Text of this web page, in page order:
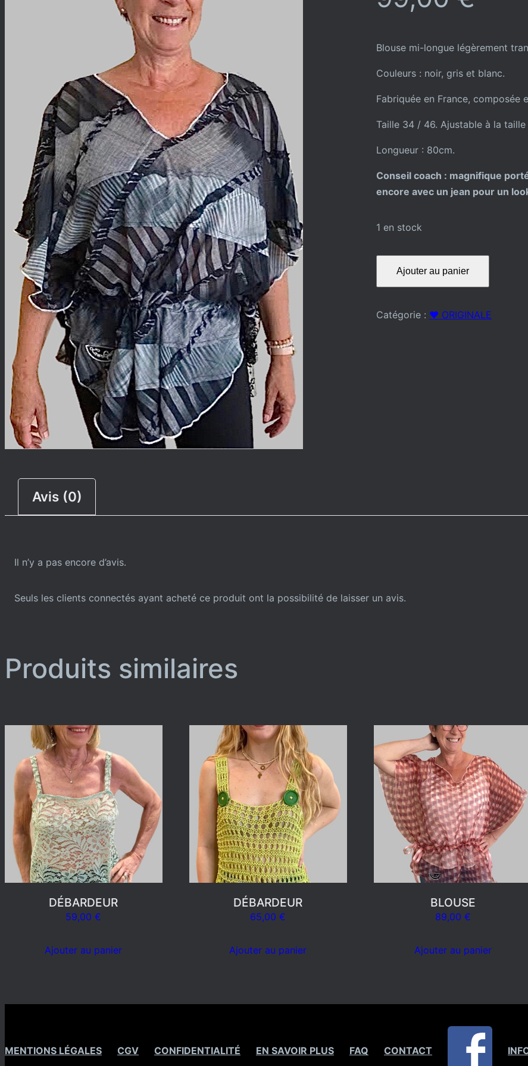
Blouse mi-longue légèrement
Couleurs : noir, gris et blanc.
Fabriquée en France,
Taille 34 / 46. Ajustable à la
Longueur : 80cm.
Conseil coach : magnifique
encore avec un jean pour un
1 en stock
LONGUE
Ajouter au panier
Catégorie : ♥️ ORIGINALE
Avis (0)
Il n’y a pas encore d’avis.
Seuls les clients connectés ayant acheté ce produit ont la possibilité de laisser un avis.
Produits similaires
DÉBARDEUR
59,00€
Ajouter au panier
DÉBARDEUR
65,00€
Ajouter au panier
BLOUSE
89,00 €
Ajouter au panier
MENTIONS LÉGALES CGV CONFIDENTIALITÉ EN SAVOIR PLUS FAQ CONTACT